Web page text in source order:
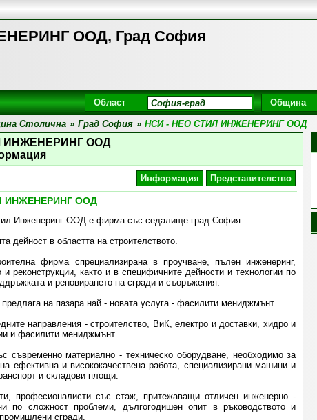
ООД, Град София
Област Община
Столична » Град София » НСИ - НЕО СТИЛ ИНЖЕНЕРИНГ ООД
ИНЖЕНЕРИНГ ООД
Информация Представителство
ИНЖЕНЕРИНГ ООД
Инженеринг ООД е фирма със седалище град София.
дейност в областта на строителството.
фирма спрециализирана в проучване, пълен инженеринг,
и реконструкции, както и в специфичните дейности и технологии по
и реновирането на сгради и съоръжения.
на пазара най - новата услуга - фасилити мениджмънт.
направления - строителство, ВиК, електро и доставки, хидро и
и фасилити мениджмънт.
съвременно материално - техническо оборудване, необходимо за
ефективна и висококачествена работа, специализирани машини и
и складови площи.
професионалисти със стаж, притежаващи отличен инженерно -
по сложност проблеми, дългогодишен опит в ръководството и
сгради.